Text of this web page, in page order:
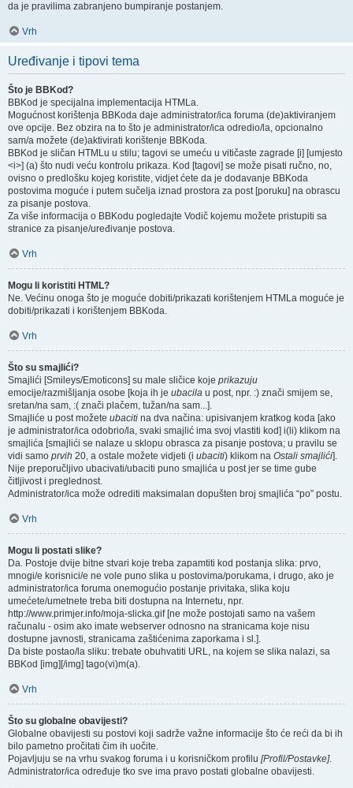
da je pravilima zabranjeno bumpiranje postanjem.
Vrh
Uređivanje i tipovi tema
Što je BBKod?
BBKod je specijalna implementacija HTMLa.
Mogućnost korištenja BBKoda daje administrator/ica foruma (de)aktiviranjem
ove opcije. Bez obzira na to što je administrator/ica odredio/la, opcionalno
sam/a možete (de)aktivirati korištenje BBKoda.
BBKod je sličan HTMLu u stilu; tagovi se umeću u vitičaste zagrade [i] [umjesto
<i>] (a) što nudi veću kontrolu prikaza. Kod [tagovi] se može pisati ručno, no,
ovisno o predlošku kojeg koristite, vidjet ćete da je dodavanje BBKoda
postovima moguće i putem sučelja iznad prostora za post [poruku] na obrascu
za pisanje postova.
Za više informacija o BBKodu pogledajte Vodič kojemu možete pristupiti sa
stranice za pisanje/uređivanje postova.
Vrh
Mogu li koristiti HTML?
Ne. Većinu onoga što je moguće dobiti/prikazati korištenjem HTMLa moguće je
dobiti/prikazati i korištenjem BBKoda.
Vrh
Što su smajlići?
Smajlići [Smileys/Emoticons] su male sličice koje prikazuju
emocije/razmišljanja osobe [koja ih je ubacila u post, npr. :) znači smijem se,
sretan/na sam, :( znači plačem, tužan/na sam...].
Smajliće u post možete ubaciti na dva načina: upisivanjem kratkog koda [ako
je administrator/ica odobrio/la, svaki smajlić ima svoj vlastiti kod] i(li) klikom na
smajlića [smajlići se nalaze u sklopu obrasca za pisanje postova; u pravilu se
vidi samo prvih 20, a ostale možete vidjeti (i ubaciti) klikom na Ostali smajlići].
Nije preporučljivo ubacivati/ubaciti puno smajlića u post jer se time gube
čitljivost i preglednost.
Administrator/ica može odrediti maksimalan dopušten broj smajlića “po” postu.
Vrh
Mogu li postati slike?
Da. Postoje dvije bitne stvari koje treba zapamtiti kod postanja slika: prvo,
mnogi/e korisnici/e ne vole puno slika u postovima/porukama, i drugo, ako je
administrator/ica foruma onemogućio postanje privitaka, slika koju
umećete/umetnete treba biti dostupna na Internetu, npr.
http://www.primjer.info/moja-slicka.gif [ne može postojati samo na vašem
računalu - osim ako imate webserver odnosno na stranicama koje nisu
dostupne javnosti, stranicama zaštićenima zaporkama i sl.].
Da biste postao/la sliku: trebate obuhvatiti URL, na kojem se slika nalazi, sa
BBKod [img][/img] tago(vi)m(a).
Vrh
Što su globalne obavijesti?
Globalne obavijesti su postovi koji sadrže važne informacije što će reći da bi ih
bilo pametno pročitati čim ih uočite.
Pojavljuju se na vrhu svakog foruma i u korisničkom profilu [Profil/Postavke].
Administrator/ica određuje tko sve ima pravo postati globalne obavijesti.